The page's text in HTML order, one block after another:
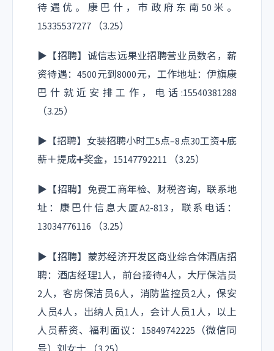
待遇优。康巴什，市政府东南50米。
15335537277 （3.25）
▶【招聘】诚信志远果业招聘营业员数名，薪
资待遇：4500元到8000元，工作地址：伊旗康
巴什就近安排工作，电话:15540381288
（3.25）
▶【招聘】女装招聘小时工5点–8点30工资➕底
薪＋提成➕奖金，15147792211 （3.25）
▶【招聘】免费工商年检、财税咨询，联系地
址：康巴什信息大厦A2-813，联系电话：
13034776116 （3.25）
▶【招聘】蒙苏经济开发区商业综合体酒店招
聘：酒店经理1人，前台接待4人，大厅保洁员
2人，客房保洁员6人，消防监控员2人，保安
人员4人，出纳人员1人，会计人员1人，以上
人员薪资、福利面议：15849742225（微信同